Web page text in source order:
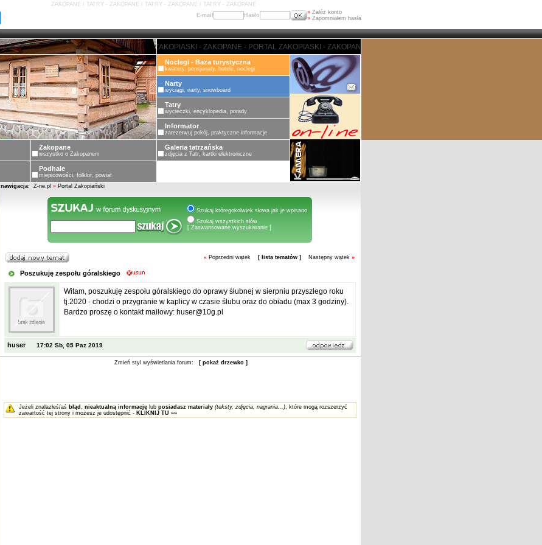
ZAKOPANE I TATRY - ZAKOPANE I TATRY - ZAKOPANE I TATRY - ZAKOPANE
E-mail
Hasło » Załóż konto
» Zapomniałem hasła
ZAKOPANE - PORTAL ZAKOPIASKI - ZAKOPANE - PORTAL ZAKOPIASKI - ZAKOPANE - PORTAL ZAKOPIASKI -
Noclegi - Baza turystyczna
kwatery, pensjonaty, hotele, noclegi
Narty
wyciągi, narty, snowboard
Tatry
wycieczki, encyklopedia, porady
Informator
zarezerwuj pokój, praktyczne informacje
Zakopane
wszystko o Zakopanem
Galeria tatrzańska
zdjęcia z Tatr, kartki elektroniczne
Podhale
miejscowości, folklor, powiat
nawigacja: Z-ne.pl » Portal Zakopiański
Szukaj któregokolwiek słowa jak je wpisano
Szukaj wszystkich słów
[ Zaawansowane wyszukiwanie ]
« Poprzedni wątek [ lista tematów ] Następny wątek »
Poszukuję zespołu góralskiego
Witam, poszukuję zespołu góralskiego do oprawy śłubnej w sierpniu przyszłego roku
tj.2020 - chodzi o przygranie w kaplicy w czasie ślubu oraz do obiadu (max 3 godziny).
Bardzo proszę o kontakt mailowy: huser@10g.pl
huser 17:02 Sb, 05 Paz 2019
Zmień styl wyświetlania forum: [ pokaż drzewko ]
Jeżeli znalazłeś/aś błąd , nieaktualną informacjęlub posiadasz materiały (teksty, zdjęcia, nagrania...), które mogą rozszerzyć
zawartość tej strony i możesz je udostępnić - KLIKNIJ TU »»